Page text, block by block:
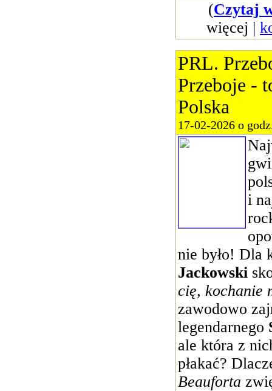
(Czytaj
więcej |
PRL.
Przeboje -
Polska
17-02-2026 o
i
nie było! Dla
Jackowski
cię, kochanie
zawodowo
legendarnego
ale która z
płakać?
Beauforta